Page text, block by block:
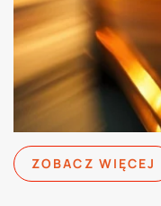
ZOBACZ WIĘCEJ